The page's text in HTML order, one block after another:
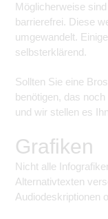
Möglicherweise
barrierefrei. Diese
umgewandelt.
selbsterklärend.
Sollten Sie eine
benötigen, das
und wir stellen es
Grafiken
Nicht alle
Alternativtexten
Audiodeskriptionen